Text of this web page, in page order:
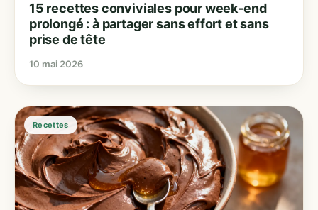
15 recettes conviviales pour week-end
prolongé : à partager sans effort et sans
prise de tête
10 mai 2026
Recettes